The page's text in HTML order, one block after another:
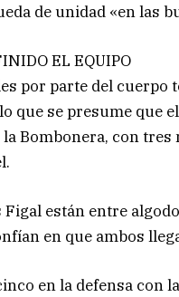
de unidad «en las
EL EQUIPO
por parte del cuerpo
que se presume que
Bombonera, con
están entre
en que ambos
en la defensa con